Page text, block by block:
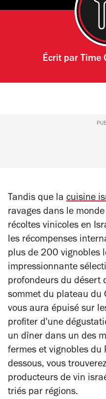
Écrit par Time
Tandis que la cuisine
ravages dans le
récoltes vinicoles en
les récompenses
plus de 200 vignobles
impressionnante
profondeurs du désert
sommet du plateau du
vous aura épuisé sur
profiter d'une
un dîner dans un des
fermes et vignobles du
dessous, vous
producteurs de vin
triés par régions.